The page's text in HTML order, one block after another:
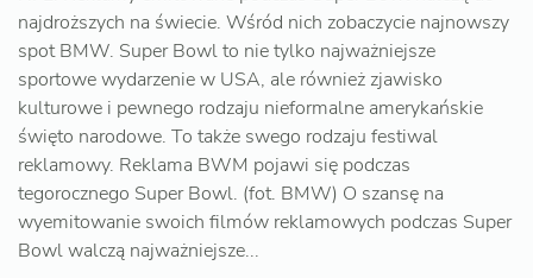
najdroższych na świecie. Wśród nich zobaczycie najnowszy
spot BMW. Super Bowl to nie tylko najważniejsze
sportowe wydarzenie w USA, ale również zjawisko
kulturowe i pewnego rodzaju nieformalne amerykańskie
święto narodowe. To także swego rodzaju festiwal
reklamowy. Reklama BWM pojawi się podczas
tegorocznego Super Bowl. (fot. BMW) O szansę na
wyemitowanie swoich filmów reklamowych podczas Super
Bowl walczą najważniejsze...